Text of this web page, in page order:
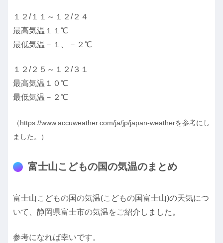
１２/１１～１２/２４
最高気温１１℃
最低気温－１、－２℃
１２/２５～１２/３１
最高気温１０℃
最低気温－２℃
（https://www.accuweather.com/ja/jp/japan-weatherを参考にし
ました。）
富士山こどもの国の気温のまとめ
富士山こどもの国の気温(こどもの国富士山)の天気につ
いて、静岡県富士市の気温をご紹介しました。
参考になれば幸いです。